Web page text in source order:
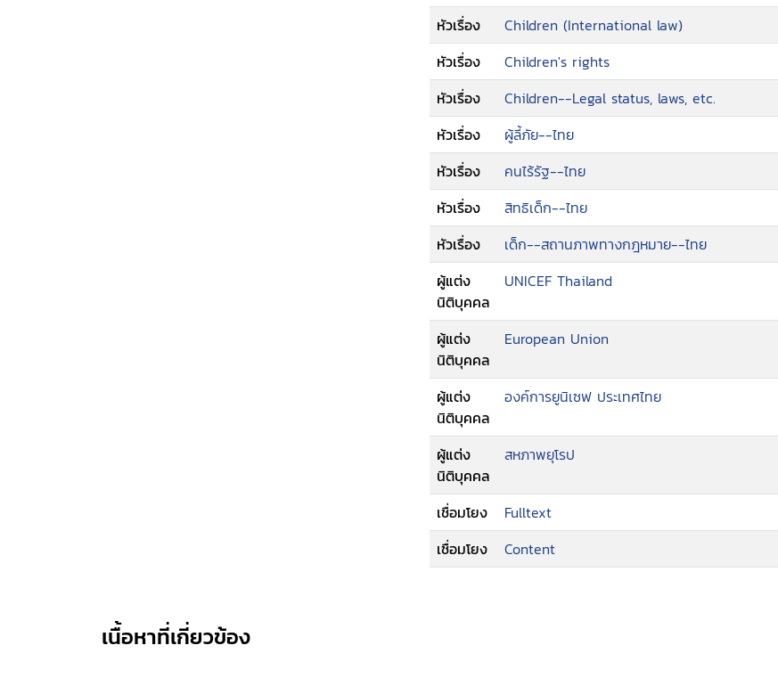
หัวเรื่อง
Children (International law)
หัวเรื่อง
Children's rights
หัวเรื่อง
Children--Legal status, laws, etc.
หัวเรื่อง
ผู้ลี้ภัย--ไทย
หัวเรื่อง
คนไร้รัฐ--ไทย
หัวเรื่อง
สิทธิเด็ก--ไทย
หัวเรื่อง
เด็ก--สถานภาพทางกฎหมาย--ไทย
ผู้แต่ง
นิติบุคคล
UNICEF Thailand
ผู้แต่ง
นิติบุคคล
European Union
ผู้แต่ง
นิติบุคคล
องค์การยูนิเซฟ ประเทศไทย
ผู้แต่ง
นิติบุคคล
สหภาพยุโรป
เชื่อมโยง
Fulltext
เชื่อมโยง
Content
เนื้อหาที่เกี่ยวข้อง